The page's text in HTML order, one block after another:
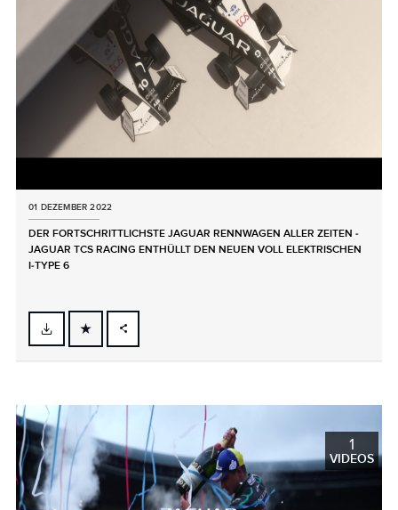
01 DEZEMBER 2022
DER FORTSCHRITTLICHSTE JAGUAR RENNWAGEN ALLER ZEITEN ‑
JAGUAR TCS RACING ENTHÜLLT DEN NEUEN VOLL ELEKTRISCHEN
I‑TYPE 6
FACEBOOK
LINKEDIN
SHARE 1
VIDEOS